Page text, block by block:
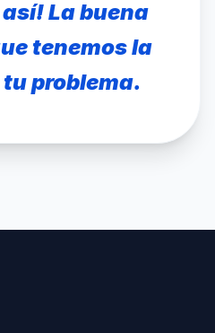
así! La buena
tenemos la
problema.